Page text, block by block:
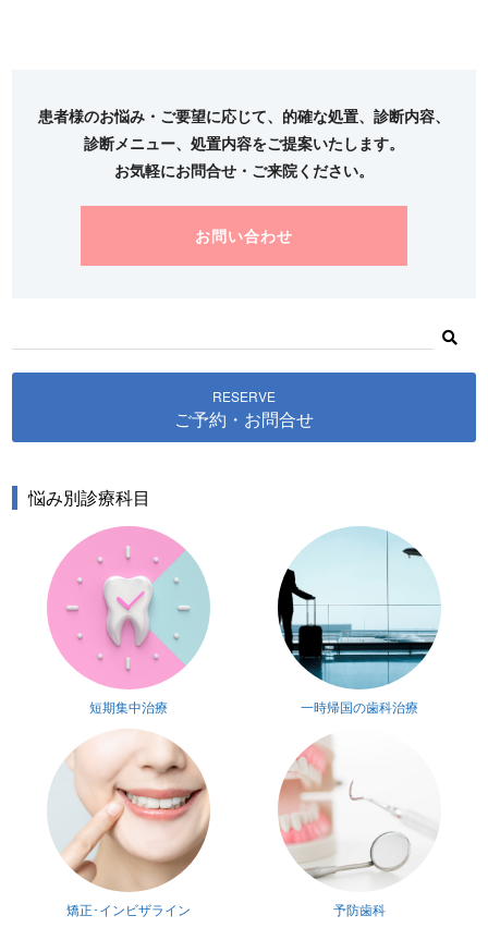
患者様のお悩み・ご要望に応じて、的確な処置、診断内容、
診断メニュー、処置内容をご提案いたします。
お気軽にお問合せ・ご来院ください。
お問い合わせ
RESERVE
ご予約・お問合せ
悩み別診療科目
短期集中治療 一時帰国の歯科治療
矯正･インビザライン 予防歯科